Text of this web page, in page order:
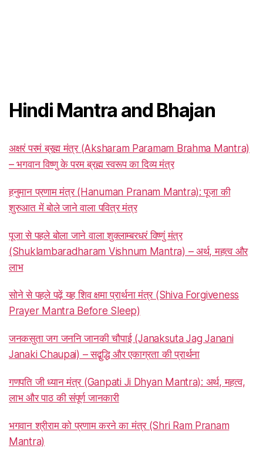
Hindi Mantra and Bhajan
अक्षरं परमं ब्रह्म मंत्र (Aksharam Paramam Brahma Mantra)
– भगवान विष्णु के परम ब्रह्म स्वरूप का दिव्य मंत्र
हनुमान प्रणाम मंत्र (Hanuman Pranam Mantra): पूजा की
शुरुआत में बोले जाने वाला पवित्र मंत्र
पूजा से पहले बोला जाने वाला शुक्लाम्बरधरं विष्णुं मंत्र
(Shuklambaradharam Vishnum Mantra) – अर्थ, महत्व और
लाभ
सोने से पहले पढ़ें यह शिव क्षमा प्रार्थना मंत्र (Shiva Forgiveness
Prayer Mantra Before Sleep)
जनकसुता जग जननि जानकी चौपाई (Janaksuta Jag Janani
Janaki Chaupai) – सद्बुद्धि और एकाग्रता की प्रार्थना
गणपति जी ध्यान मंत्र (Ganpati Ji Dhyan Mantra): अर्थ, महत्व,
लाभ और पाठ की संपूर्ण जानकारी
भगवान श्रीराम को प्रणाम करने का मंत्र (Shri Ram Pranam
Mantra)